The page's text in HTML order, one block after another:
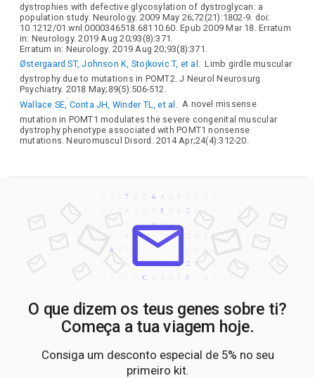
dystrophies with defective glycosylation of dystroglycan: a
population study. Neurology. 2009 May 26;72(21):1802-9. doi:
10.1212/01.wnl.0000346518.68110.60. Epub 2009 Mar 18. Erratum
in: Neurology. 2019 Aug 20;93(8):371.
Erratum in: Neurology. 2019 Aug 20;93(8):371.
Østergaard ST, Johnson K, Stojkovic T, et al. Limb girdle muscular
dystrophy due to mutations in POMT2. J Neurol Neurosurg
Psychiatry. 2018 May;89(5):506-512.
Wallace SE, Conta JH, Winder TL, et al.
A novel missense
mutation in POMT1 modulates the severe congenital muscular
dystrophy phenotype associated with POMT1 nonsense
mutations. Neuromuscul Disord. 2014 Apr;24(4):312-20.
O que dizem os teus genes sobre ti?
Começa a tua viagem hoje.
Consiga um desconto especial de 5% no seu
primeiro kit.